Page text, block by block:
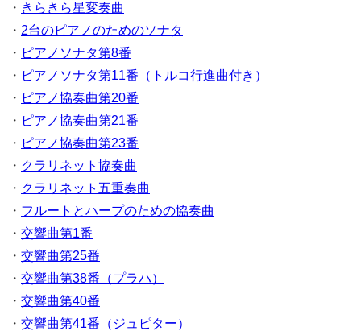
・ きらきら星変奏曲
・ 2台のピアノのためのソナタ
・ ピアノソナタ第8番
・ ピアノソナタ第11番（トルコ行進曲付き）
・ ピアノ協奏曲第20番
・ ピアノ協奏曲第21番
・ ピアノ協奏曲第23番
・ クラリネット協奏曲
・ クラリネット五重奏曲
・ フルートとハープのための協奏曲
・ 交響曲第1番
・ 交響曲第25番
・ 交響曲第38番（プラハ）
・ 交響曲第40番
・ 交響曲第41番（ジュピター）